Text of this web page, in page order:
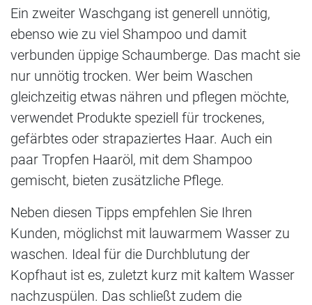
Ein zweiter Waschgang ist generell unnötig,
ebenso wie zu viel Shampoo und damit
verbunden üppige Schaumberge. Das macht sie
nur unnötig trocken. Wer beim Waschen
gleichzeitig etwas nähren und pflegen möchte,
verwendet Produkte speziell für trockenes,
gefärbtes oder strapaziertes Haar. Auch ein
paar Tropfen Haaröl, mit dem Shampoo
gemischt, bieten zusätzliche Pflege.
Neben diesen Tipps empfehlen Sie Ihren
Kunden, möglichst mit lauwarmem Wasser zu
waschen. Ideal für die Durchblutung der
Kopfhaut ist es, zuletzt kurz mit kaltem Wasser
nachzuspülen. Das schließt zudem die